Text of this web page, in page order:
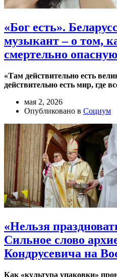
«Бог есть».
музыкант – о том,
смертельно
«Там действительно есть
действительно есть мир, где
мая 2, 2026
Опубликовано в Социум
«Нельзя
Сильное слово
Кондрусевича на
Как «культура упаковки»